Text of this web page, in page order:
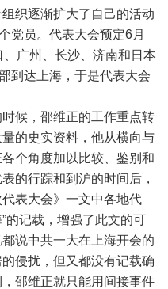
织逐渐扩大了自己的活动
党员。代表大会预定6月
广州、长沙、济南和日本
到达上海，于是代表大会
候，邵维正的工作重点转
的史实资料，他从横向与
个角度加以比较、鉴别和
的行踪和到沪的时间后，
表大会》一文中各地代
的记载，增强了此文的可
说中共一大在上海开会的
侵扰，但又都没有记载确
邵维正就只能用间接事件